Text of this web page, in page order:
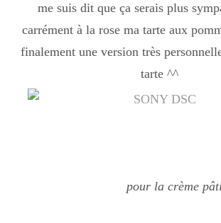
me suis dit que ça serais plus
carrément à la rose ma tarte aux
finalement une version très
tarte ^^
pour la crème